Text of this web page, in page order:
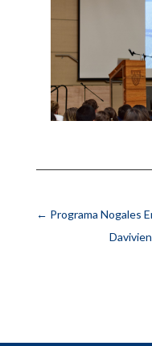
← Programa Nogales